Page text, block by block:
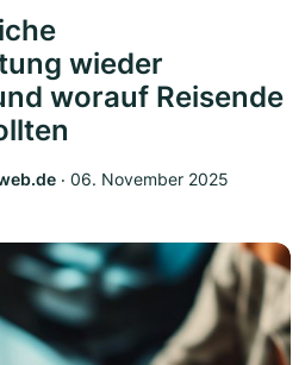
wieder
worauf Reisende
‧ 06. November 2025